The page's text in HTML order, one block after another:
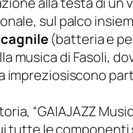
sul palco
(batteria e
musica di Fasoli,
impreziosiscono
“GAIAJAZZ